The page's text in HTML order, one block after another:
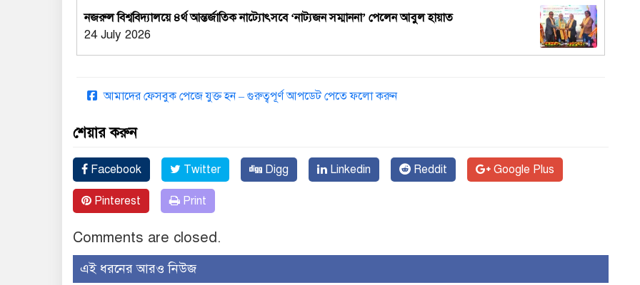
নজরুল বিশ্ববিদ্যালয়ে ৪র্থ আন্তর্জাতিক নাট্যোৎসবে ‘নাট্যজন সম্মাননা’ পেলেন আবুল হায়াত
24 July 2026
আমাদের ফেসবুক পেজে যুক্ত হন – গুরুত্বপূর্ণ আপডেট পেতে ফলো করুন
শেয়ার করুন
Facebook Twitter Digg Linkedin Reddit Google Plus
Pinterest Print
Comments are closed.
এই ধরনের আরও নিউজ